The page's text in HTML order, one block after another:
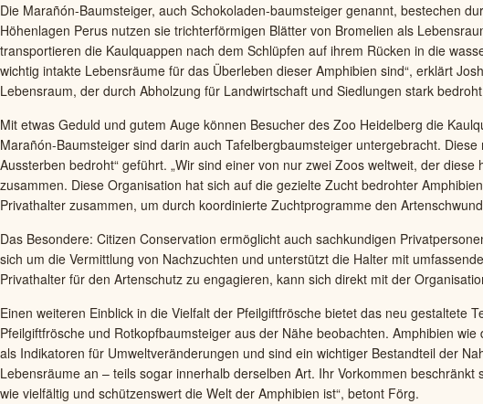
Die Marañón-Baumsteiger, auch Schokoladen-baumsteiger genannt, bestechen
Höhenlagen Perus nutzen sie trichterförmigen Blätter von Bromelien als
transportieren die Kaulquappen nach dem Schlüpfen auf ihrem Rücken in die
wichtig intakte Lebensräume für das Überleben dieser Amphibien sind“, erklärt
Lebensraum, der durch Abholzung für Landwirtschaft und Siedlungen stark
Mit etwas Geduld und gutem Auge können Besucher des Zoo Heidelberg die
Marañón-Baumsteiger sind darin auch Tafelbergbaumsteiger untergebracht.
Aussterben bedroht“ geführt. „Wir sind einer von nur zwei Zoos weltweit, der
zusammen. Diese Organisation hat sich auf die gezielte Zucht bedrohter
Privathalter zusammen, um durch koordinierte Zuchtprogramme den
Das Besondere: Citizen Conservation ermöglicht auch sachkundigen
sich um die Vermittlung von Nachzuchten und unterstützt die Halter mit
Privathalter für den Artenschutz zu engagieren, kann sich direkt mit der
Einen weiteren Einblick in die Vielfalt der Pfeilgiftfrösche bietet das neu
Pfeilgiftfrösche und Rotkopfbaumsteiger aus der Nähe beobachten. Amphibien
als Indikatoren für Umweltveränderungen und sind ein wichtiger Bestandteil der
Lebensräume an – teils sogar innerhalb derselben Art. Ihr Vorkommen
wie vielfältig und schützenswert die Welt der Amphibien ist“, betont Förg.